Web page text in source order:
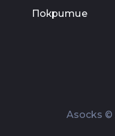
Покритие
Asocks ©